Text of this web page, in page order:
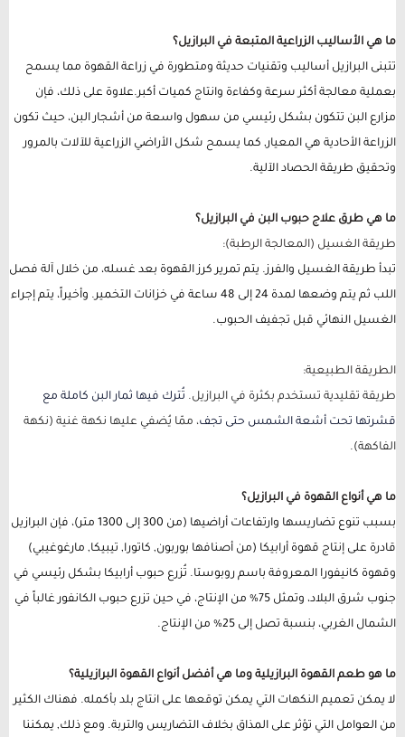
ما هي الأساليب الزراعية المتبعة في البرازيل؟
تتبنى البرازيل أساليب وتقنيات حديثة ومتطورة في زراعة القهوة مما يسمح
بعملية معالجة أكثر سرعة وكفاءة وانتاج كميات أكبر.علاوة على ذلك، فإن
مزارع البن تتكون بشكل رئيسي من سهول واسعة من أشجار البن، حيث تكون
الزراعة الأحادية هي المعيار, كما يسمح شكل الأراضي الزراعية للآلات بالمرور
وتحقيق طريقة الحصاد الآلية.
ما هي طرق علاج حبوب البن في البرازيل؟
طريقة الغسيل (المعالجة الرطبة):
تبدأ طريقة الغسيل والفرز. يتم تمرير كرز القهوة بعد غسله، من خلال آلة فصل
اللب ثم يتم وضعها لمدة 24 إلى 48 ساعة في خزانات التخمير. وأخيراً، يتم إجراء
الغسيل النهائي قبل تجفيف الحبوب.
الطريقة الطبيعية:
طريقة تقليدية تستخدم بكثرة في البرازيل. تُترك فيها ثمار البن كاملة مع
قشرتها تحت أشعة الشمس حتى تجف، ممّا يُضفي عليها نكهة غنية (نكهة
الفاكهة).
ما هي أنواع القهوة في البرازيل؟
بسبب تنوع تضاريسها وارتفاعات أراضيها (من 300 إلى 1300 متر)، فإن البرازيل
قادرة على إنتاج قهوة أرابيكا (من أصنافها بوربون, كاتورا, تيبيكا, مارغوغيبي)
وقهوة كانيفورا المعروفة باسم روبوستا. تُزرع حبوب أرابيكا بشكل رئيسي في
جنوب شرق البلاد، وتمثل 75% من الإنتاج، في حين تزرع حبوب الكانفور غالباً في
الشمال الغربي، بنسبة تصل إلى 25% من الإنتاج.
ما هو طعم القهوة البرازيلية وما هي أفضل أنواع القهوة البرازيلية؟
لا يمكن تعميم النكهات التي يمكن توقعها على انتاج بلد بأكمله. فهناك الكثير
من العوامل التي تؤثر على المذاق بخلاف التضاريس والتربة. ومع ذلك, يمكننا